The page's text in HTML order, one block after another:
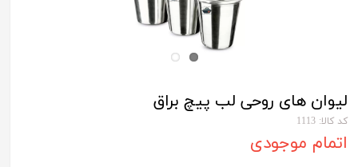
لیوان های روحی لب پیچ براق
کد کالا: 1113
اتمام موجودی